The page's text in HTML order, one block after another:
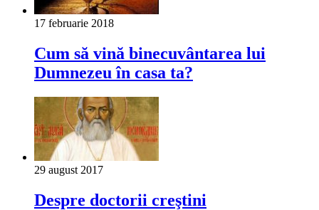
17 februarie 2018
Cum să vină binecuvântarea lui
Dumnezeu în casa ta?
29 august 2017
Despre doctorii creştini